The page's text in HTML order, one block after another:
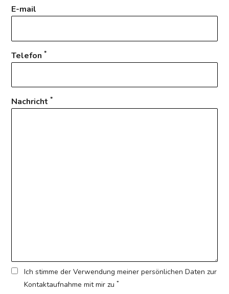
E-mail
Telefon*
Nachricht*
Ich stimme der Verwendung meiner persönlichen Daten zur
Kontaktaufnahme mit mir zu *